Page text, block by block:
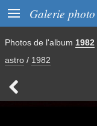
 Galerie photo
Photos de l'album 1982
astro / 1982
